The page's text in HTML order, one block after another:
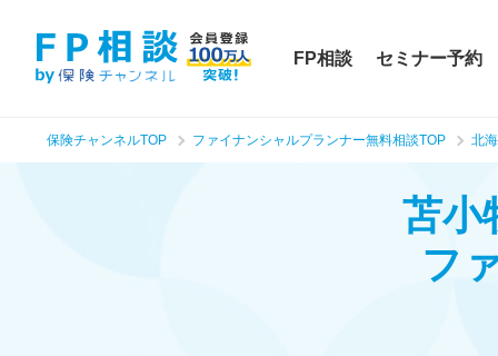
FP相談 セミナー予約
保険チャンネルTOP ファイナンシャルプランナー無料相談TOP 北
苫小
フ